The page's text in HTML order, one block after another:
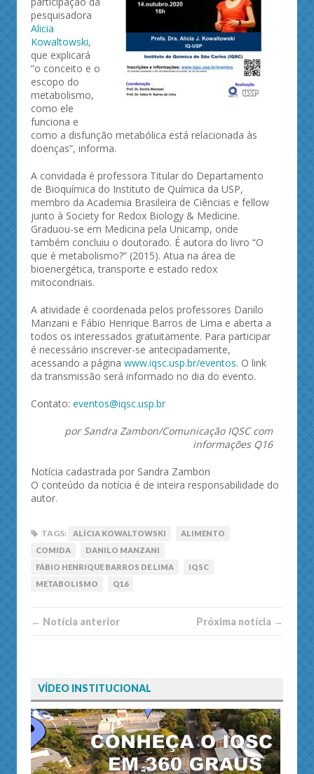
pesquisadora
Alicia
Kowaltowski,
que explicará
“o conceito e o
escopo do
metabolismo,
como ele
funciona e
como a disfunção metabólica está relacionada às
doenças”, informa.
A convidada é professora Titular do Departamento
de Bioquímica do Instituto de Química da USP,
membro da Academia Brasileira de Ciências e fellow
junto à Society for Redox Biology & Medicine.
Graduou-se em Medicina pela Unicamp, onde
também concluiu o doutorado. É autora do livro “O
que é metabolismo?” (2015). Atua na área de
bioenergética, transporte e estado redox
mitocondriais.
A atividade é coordenada pelos professores Danilo
Manzani e Fábio Henrique Barros de Lima e aberta a
todos os interessados gratuitamente. Para participar
é necessário inscrever-se antecipadamente,
acessando a página www.iqsc.usp.br/eventos. O link
da transmissão será informado no dia do evento.
Contato: eventos@iqsc.usp.br
por Sandra Zambon/Comunicação IQSC com
informações Q16
Notícia cadastrada por Sandra Zambon
O conteúdo da notícia é de inteira responsabilidade do
autor.
TAGS: ALÍCIA KOWALTOWSKI
ALIMENTO
COMIDA
DANILO MANZANI
FÁBIO HENRIQUE BARROS DE LIMA
IQSC
METABOLISMO
Q16
← Notí­cia anterior Próxima notí­­cia →
VÍDEO INSTITUCIONAL